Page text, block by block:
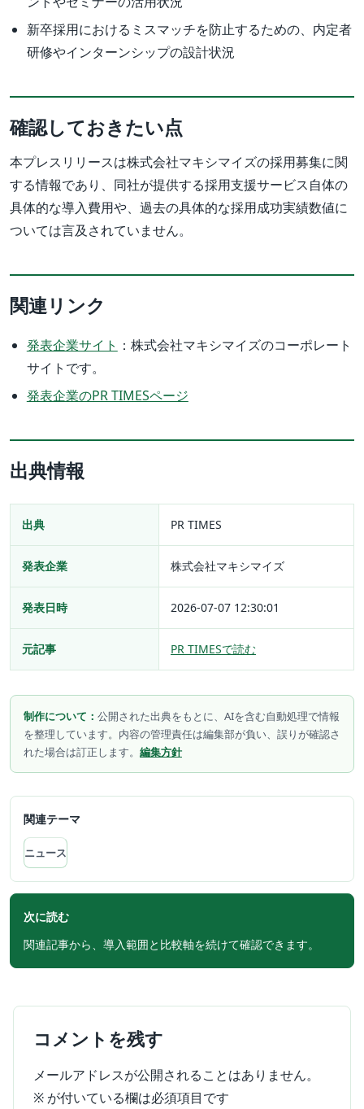
新卒採用におけるミスマッチを防止するための、内定者
研修やインターンシップの設計状況
確認しておきたい点
本プレスリリースは株式会社マキシマイズの採用募集に関
する情報であり、同社が提供する採用支援サービス自体の
具体的な導入費用や、過去の具体的な採用成功実績数値に
ついては言及されていません。
関連リンク
発表企業サイト ：株式会社マキシマイズのコーポレート
サイトです。
発表企業のPR TIMESページ
出典情報
出典 PR TIMES
発表企業 株式会社マキシマイズ
発表日時 2026-07-07 12:30:01
元記事 PR TIMESで読む
制作について： 公開された出典をもとに、AIを含む自動処理で情報
を整理しています。内容の管理責任は編集部が負い、誤りが確認さ
れた場合は訂正します。 編集方針
関連テーマ
ニュース
次に読む
関連記事から、導入範囲と比較軸を続けて確認できます。
コメントを残す
メールアドレスが公開されることはありません。
※ が付いている欄は必須項目です